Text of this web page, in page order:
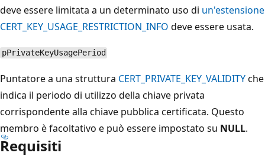
deve essere limitata a un determinato uso di un'estensione
CERT_KEY_USAGE_RESTRICTION_INFO deve essere usata.
pPrivateKeyUsagePeriod
Puntatore a una struttura CERT_PRIVATE_KEY_VALIDITYche
indica il periodo di utilizzo della chiave privata
corrispondente alla chiave pubblica certificata. Questo
membro è facoltativo e può essere impostato su NULL.
Requisiti